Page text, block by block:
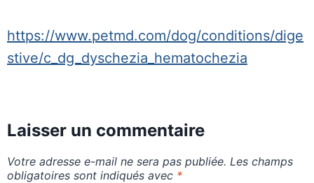
https://www.petmd.com/dog/conditions/dige
stive/c_dg_dyschezia_hematochezia
Laisser un commentaire
Votre adresse e-mail ne sera pas publiée. Les champs
obligatoires sont indiqués avec *